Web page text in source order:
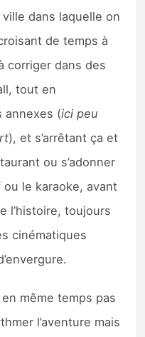
dans laquelle on
de temps à
corriger dans des
tout en
annexes (ici peu
), et s’arrêtant ça et
ou s’adonner
le karaoke, avant
l’histoire, toujours
cinématiques
même temps pas
l’aventure mais